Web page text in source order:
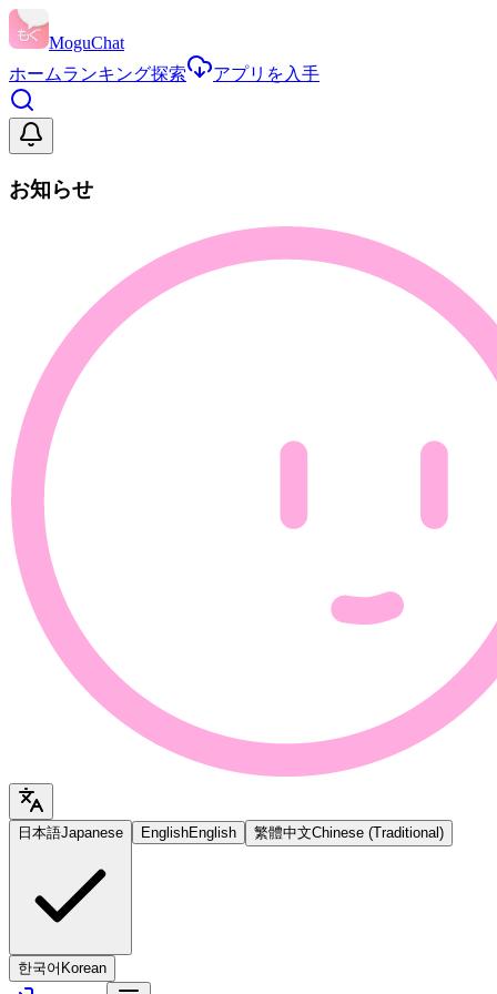
MoguChat
ホームランキング探索 アプリを入手
お知らせ
日本語Japanese EnglishEnglish 繁體中文Chinese (Traditional)
한국어 Korean